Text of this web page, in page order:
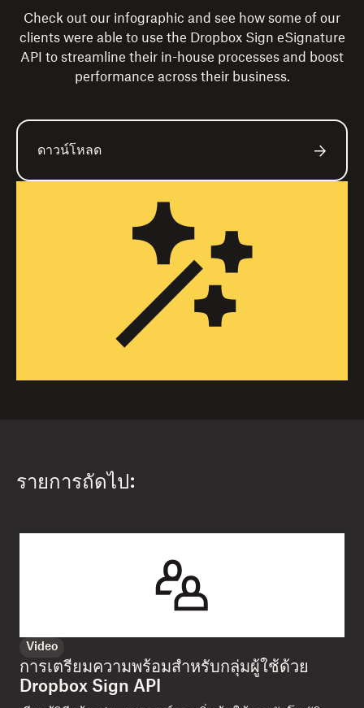
Check out our infographic and see how some of our
clients were able to use the Dropbox Sign eSignature
API to streamline their in-house processes and boost
performance across their business.
ดาวน์โหลด
รายการถัดไป:
Video
การเตรียมความพร้อมสำหรับกลุ่มผู้ใช้ด้วย
Dropbox Sign API